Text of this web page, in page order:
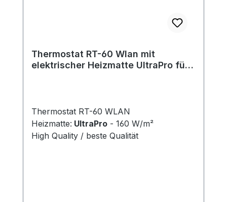
Thermostat RT-60 Wlan mit
elektrischer Heizmatte UltraPro für
Thermostat RT-60 WLAN
Heizmatte: UltraPro - 160 W/m²
High Quality / beste Qualität